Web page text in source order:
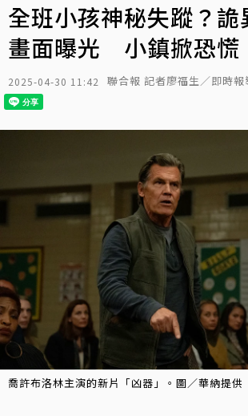
全班小孩神秘失蹤？詭
畫面曝光 小鎮掀恐慌
2025-04-30 11:42 聯合報 記者廖福生／即時報
喬許布洛林主演的新片「凶器」。圖／華納提供